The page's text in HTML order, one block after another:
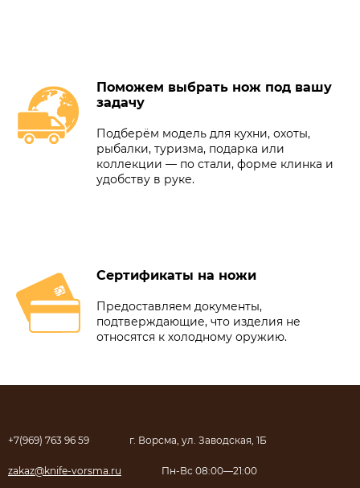
Поможем выбрать нож под вашу
задачу
Подберём модель для кухни, охоты,
рыбалки, туризма, подарка или
коллекции — по стали, форме клинка и
удобству в руке.
Сертификаты на ножи
Предоставляем документы,
подтверждающие, что изделия не
относятся к холодному оружию.
+7(969) 763 96 59 г. Ворсма, ул. Заводская, 1Б
zakaz@knife-vorsma.ru Пн-Вс 08:00—21:00